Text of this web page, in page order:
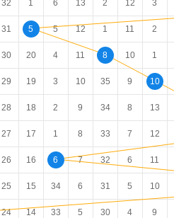
32 1 6 13 2 12 3
31 5 5 12 1 11 2
30 20 4 11 8 10 1
29 19 3 10 35 9 10
28 18 2 9 34 8 13
27 17 1 8 33 7 12
26 16 6 7 32 6 11
25 15 34 6 31 5 10
24 14 33 5 30 4 9